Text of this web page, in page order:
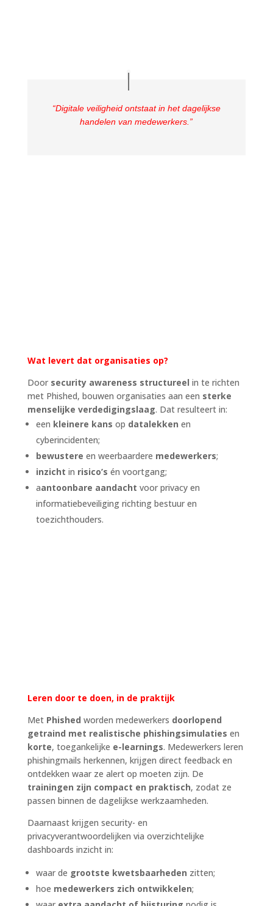
“Digitale veiligheid ontstaat in het dagelijkse
handelen van medewerkers.”
Wat levert dat organisaties op?
Door security awareness structureel in te richten
met Phished, bouwen organisaties aan een sterke
menselijke verdedigingslaag. Dat resulteert in:
een kleinere kans op datalekken en
cyberincidenten;
bewustere en weerbaardere medewerkers;
inzicht in risico’s én voortgang;
aantoonbare aandacht voor privacy en
informatiebeveiliging richting bestuur en
toezichthouders.
Leren door te doen, in de praktijk
Met Phished worden medewerkers doorlopend
getraind met realistische phishingsimulaties en
korte, toegankelijke e-learnings. Medewerkers leren
phishingmails herkennen, krijgen direct feedback en
ontdekken waar ze alert op moeten zijn. De
trainingen zijn compact en praktisch, zodat ze
passen binnen de dagelijkse werkzaamheden.
Daarnaast krijgen security- en
privacyverantwoordelijken via overzichtelijke
dashboards inzicht in:
waar de grootste kwetsbaarheden zitten;
hoe medewerkers zich ontwikkelen;